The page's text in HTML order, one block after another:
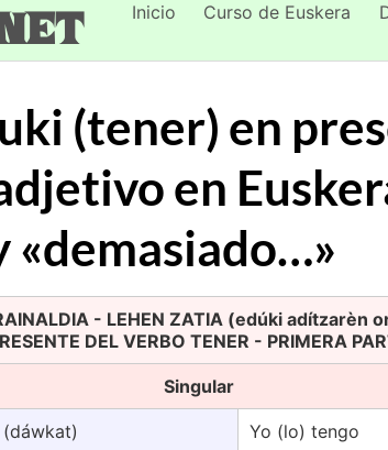
Inicio Curso de Euskera
(tener) en
en
«demasiado…»
- LEHEN ZATIA (edúki adítzarèn
DEL VERBO TENER - PRIMERA
Singular
(dáwkat) Yo (lo) tengo